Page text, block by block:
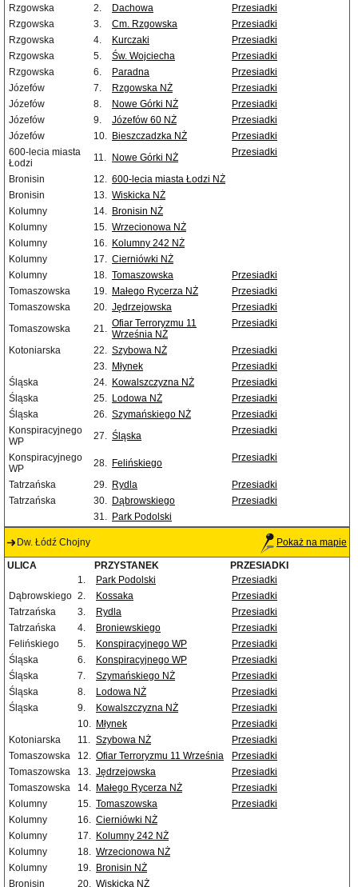
Rzgowska
2. Dachowa
Przesiadki
Rzgowska
3. Cm. Rzgowska
Przesiadki
Rzgowska
4. Kurczaki
Przesiadki
Rzgowska
5. Św. Wojciecha
Przesiadki
Rzgowska
6. Paradna
Przesiadki
Józefów
7. Rzgowska NŻ
Przesiadki
Józefów
8. Nowe Górki NŻ
Przesiadki
Józefów
9. Józefów 60 NŻ
Przesiadki
Józefów
10. Bieszczadzka NŻ
Przesiadki
600-lecia miasta
Łodzi
11. Nowe Górki NŻ Przesiadki
Bronisin 12. 600-lecia miasta Łodzi NŻ
Bronisin
13. Wiskicka NŻ
Kolumny
14. Bronisin NŻ
Kolumny
15. Wrzecionowa NŻ
Kolumny
16. Kolumny 242 NŻ
Kolumny
17. Cierniówki NŻ
Kolumny
18. Tomaszowska
Przesiadki
Tomaszowska
19. Małego Rycerza NŻ
Przesiadki
Tomaszowska
20. Jędrzejowska
Przesiadki
Tomaszowska
21. Ofiar Terroryzmu 11
Września NŻ
Przesiadki
Kotoniarska 22. Szybowa NŻ
Przesiadki
23. Młynek
Przesiadki
Śląska
24. Kowalszczyzna NŻ
Przesiadki
Śląska
25. Lodowa NŻ
Przesiadki
Śląska
26. Szymańskiego NŻ
Przesiadki
Konspiracyjnego
WP
27. Śląska Przesiadki
Konspiracyjnego
WP
28. Felińskiego Przesiadki
Tatrzańska 29. Rydla
Przesiadki
Tatrzańska
30. Dąbrowskiego
Przesiadki
31. Park Podolski
Dw. Łódź Chojny Pokaż na mapie
ULICA PRZYSTANEK
PRZESIADKI
1.
Park Podolski
Przesiadki
Dąbrowskiego 2. Kossaka
Przesiadki
Tatrzańska
3. Rydla
Przesiadki
Tatrzańska
4. Broniewskiego
Przesiadki
Felińskiego
5. Konspiracyjnego WP
Przesiadki
Śląska
6. Konspiracyjnego WP
Przesiadki
Śląska
7. Szymańskiego NŻ
Przesiadki
Śląska
8. Lodowa NŻ
Przesiadki
Śląska
9. Kowalszczyzna NŻ
Przesiadki
10. Młynek
Przesiadki
Kotoniarska
11. Szybowa NŻ
Przesiadki
Tomaszowska
12. Ofiar Terroryzmu 11 Września
Przesiadki
Tomaszowska
13. Jędrzejowska
Przesiadki
Tomaszowska
14. Małego Rycerza NŻ
Przesiadki
Kolumny
15. Tomaszowska
Przesiadki
Kolumny
16. Cierniówki NŻ
Kolumny
17. Kolumny 242 NŻ
Kolumny
18. Wrzecionowa NŻ
Kolumny
19. Bronisin NŻ
Bronisin
20. Wiskicka NŻ